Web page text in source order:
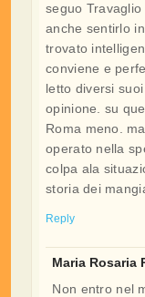
seguo
anche sentirlo
trovato
conviene e
letto diversi
opinione. su
Roma meno.
operato nella
colpa ala
storia dei
Reply
Maria Rosaria
Non entro nel